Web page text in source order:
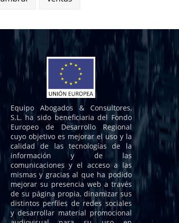
Equipo Abogados & Consultores,
S.L. ha sido beneficiaria del Fondo
Europeo de Desarrollo Regional
cuyo objetivo es mejorar el uso y la
calidad de las tecnologías de la
información y de las
comunicaciones y el acceso a las
mismas y gracias al que ha podido
mejorar su presencia web a través
de su página propia, dinamizar sus
distintos perfiles de redes sociales
y desarrollar material promocional